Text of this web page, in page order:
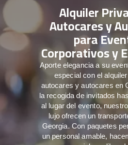
Alquiler
Autocares y
para
Corporativos y
Aporte elegancia a su
especial con el
autocares y autocares en
la recogida de invitados
al lugar del evento,
lujo ofrecen un
Georgia. Con paquetes
un personal amable,